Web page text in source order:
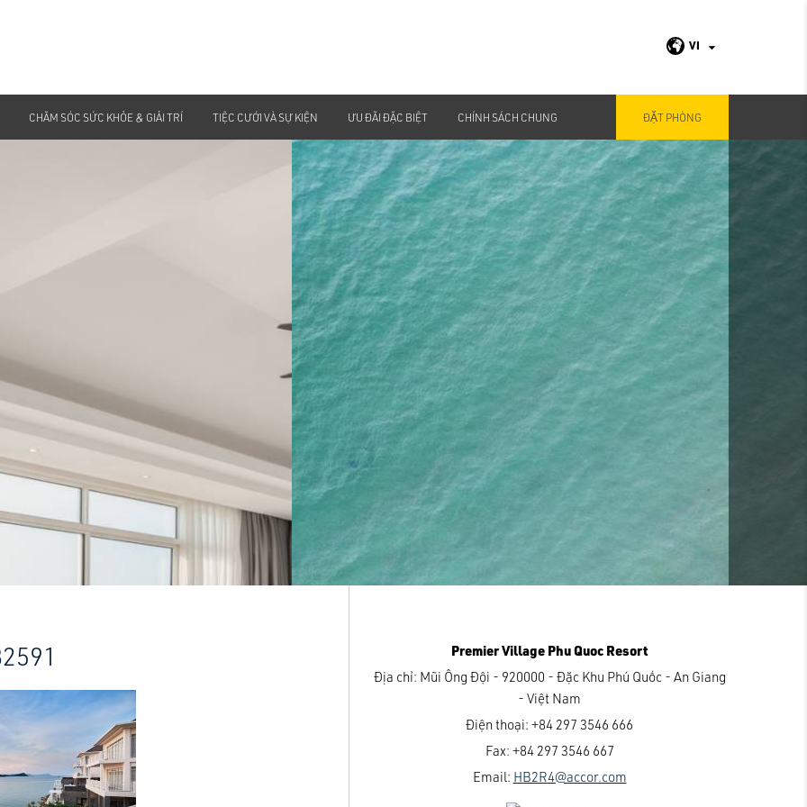
VI
CHĂM SÓC SỨC KHỎE & GIẢI TRÍ TIỆC CƯỚI VÀ SỰ KIỆN ƯU ĐÃI ĐẶC BIỆT CHÍNH SÁCH CHUNG ĐẶT PHÒNG
Premier Village Phu Quoc Resort
Địa chỉ: Mũi Ông Đội - 920000 - Đặc Khu Phú Quốc - An Giang
- Việt Nam
Điện thoại: +84 297 3546 666
Fax: +84 297 3546 667
Email: HB2R4@accor.com